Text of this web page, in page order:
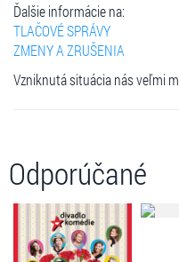
Ďalšie informácie na:
TLAČOVÉ SPRÁVY
ZMENY A ZRUŠENIA
Vzniknutá situácia nás veľmi
Odporúčané